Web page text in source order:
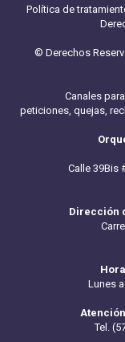
Política de
© Derechos
Canales
peticiones, quejas,
Calle 39Bis
Dirección
Lunes
Tel.